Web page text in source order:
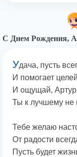
С Днем Рождения,
Удача, пусть
И помогает
И ощущай,
Ты к лучшему не
Тебе желаю
От радости
Пусть будет